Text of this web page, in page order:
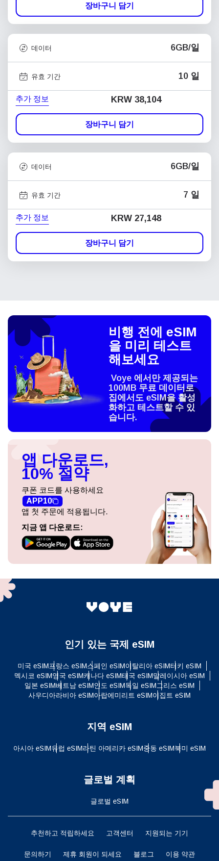
장바구니 담기
데이터 6GB/일
유효 기간 10 일
추가 정보 KRW 38,104
장바구니 담기
데이터 6GB/일
유효 기간 7 일
추가 정보 KRW 27,148
장바구니 담기
비행 전에 eSIM
을 미리 테스트
해보세요
Voye 에서만 제공되는
100MB 무료 데이터로
집에서도 eSIM을 활성
화하고 테스트할 수 있
습니다.
앱 다운로드,
10% 절약
쿠폰 코드를 사용하세요
APP10
앱 첫 주문에 적용됩니다.
지금 앱 다운로드:
인기 있는 국제 eSIM
미국 eSIM프랑스 eSIM스페인 eSIM이탈리아 eSIM터키 eSIM
멕시코 eSIM영국 eSIM캐나다 eSIM태국 eSIM말레이시아 eSIM
일본 eSIM베트남 eSIM인도 eSIM독일 eSIM그리스 eSIM
사우디아라비아 eSIM아랍에미리트 eSIM이집트 eSIM
지역 eSIM
아시아 eSIM유럽 ​​eSIM라틴 아메리카 eSIM중동 eSIM북미 eSIM
글로벌 계획
글로벌 eSIM
추천하고 적립하세요 고객센터 지원되는 기기
문의하기 제휴 회원이 되세요 블로그 이용 약관